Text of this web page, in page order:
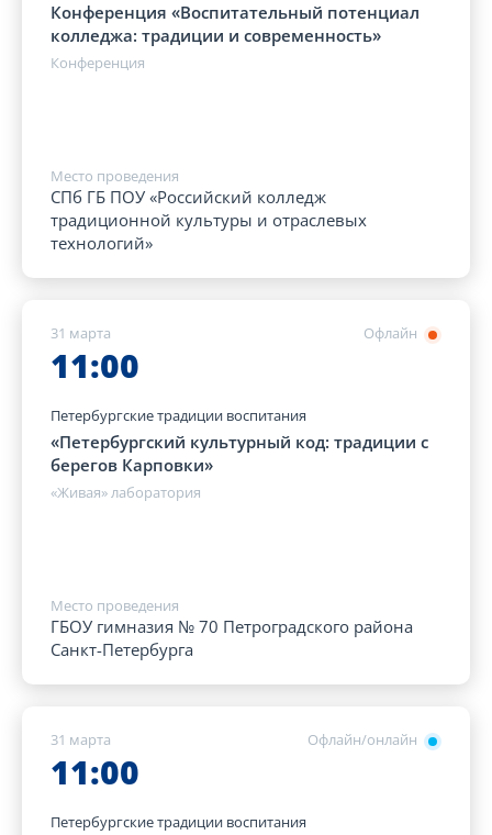
Конференция «Воспитательный потенциал
колледжа: традиции и современность»
Конференция
Место проведения
СПб ГБ ПОУ «Российский колледж
традиционной культуры и отраслевых
технологий»
Офлайн
31 марта
11:00
Петербургские традиции воспитания
«Петербургский культурный код: традиции с
берегов Карповки»
«Живая» лаборатория
Место проведения
ГБОУ гимназия № 70 Петроградского района
Санкт-Петербурга
Офлайн/онлайн
31 марта
11:00
Петербургские традиции воспитания